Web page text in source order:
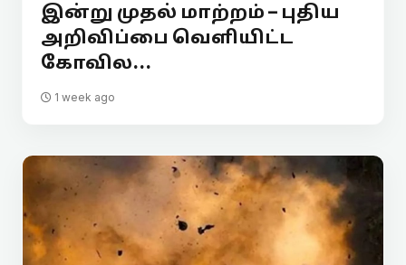
இன்று முதல் மாற்றம் – புதிய
அறிவிப்பை வெளியிட்ட
கோவில...
1 week ago